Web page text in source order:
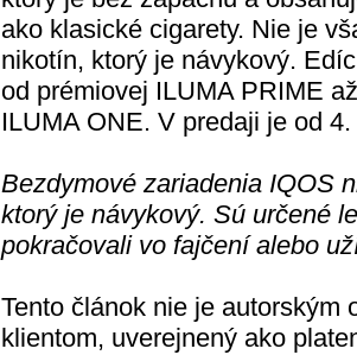
ako klasické cigarety. Nie je
nikotín, ktorý je návykový.
od prémiovej ILUMA PRIME
ILUMA ONE. V predaji je od
Bezdymové zariadenia IQOS
ktorý je návykový. Sú určené
pokračovali vo fajčení alebo
Tento článok nie je autorským
klientom, uverejnený ako